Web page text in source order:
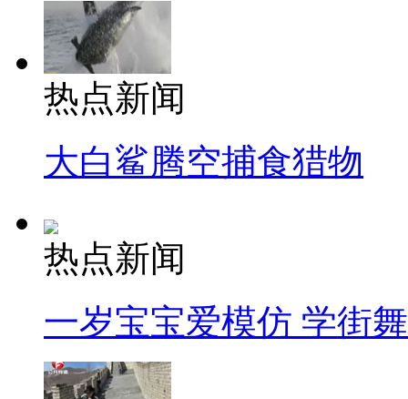
热点新闻
大白鲨腾空捕食猎物
热点新闻
一岁宝宝爱模仿 学街